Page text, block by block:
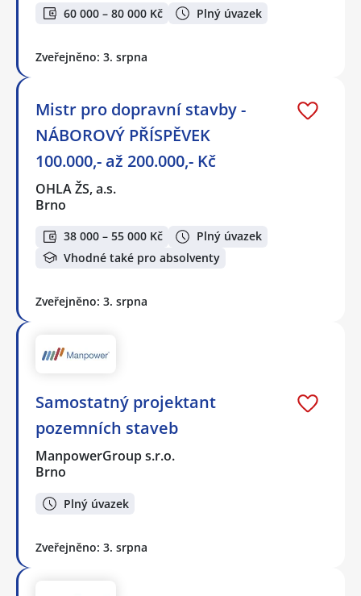
60 000 – 80 000 Kč Plný úvazek
Zveřejněno: 3. srpna
Mistr pro dopravní stavby -
NÁBOROVÝ PŘÍSPĚVEK
100.000,- až 200.000,- Kč
OHLA ŽS, a.s.
Brno
38 000 – 55 000 Kč
Plný úvazek
Vhodné také pro absolventy
Zveřejněno: 3. srpna
Samostatný projektant
pozemních staveb
ManpowerGroup s.r.o.
Brno
Plný úvazek
Zveřejněno: 3. srpna